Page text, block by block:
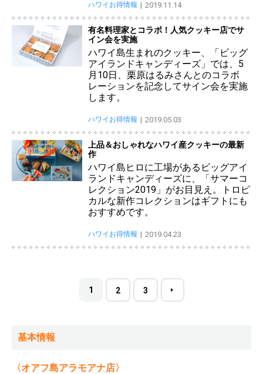
ハワイお得情報 2019.11.14
有名料理家とコラボ！人気クッキー店でサ
イン会を実施
ハワイ島生まれのクッキー、「ビッグ
アイランドキャンディーズ」では、5
月10日、栗原はるみさんとのコラボ
レーションを記念してサイン会を実施
します。
ハワイお得情報 2019.05.03
上品＆おしゃれなハワイ産クッキーの最新
作
ハワイ島ヒロに工場があるビッグアイ
ランドキャンディーズに、「サマーコ
レクション2019」がお目見え。トロピ
カルな新作コレクションはギフトにも
おすすめです。
ハワイお得情報 2019.04.23
1 2 3
基本情報
〈オアフ島アラモアナ店〉